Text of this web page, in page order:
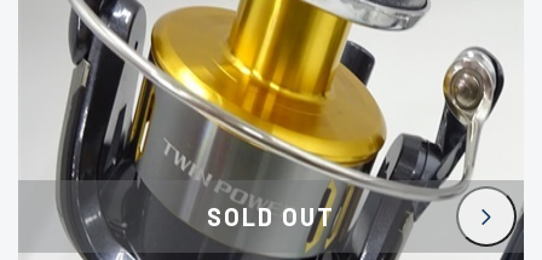
イシグロ静岡中吉田店
イシグロ名東引山店
イシグロ豊田店
イシグロ豊橋向山店
イシグロ岐阜店
イシグロ高林店
C-
かなり使用感があり、全体的
に目立つ傷が多い品
D
著しく状態が悪いが使用はで
SOLD OUT